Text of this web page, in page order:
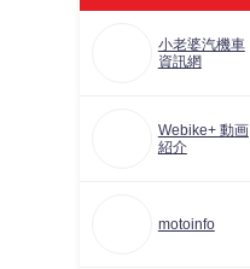
小老婆汽機車
資訊網
Webike+ 動画
紹介
motoinfo